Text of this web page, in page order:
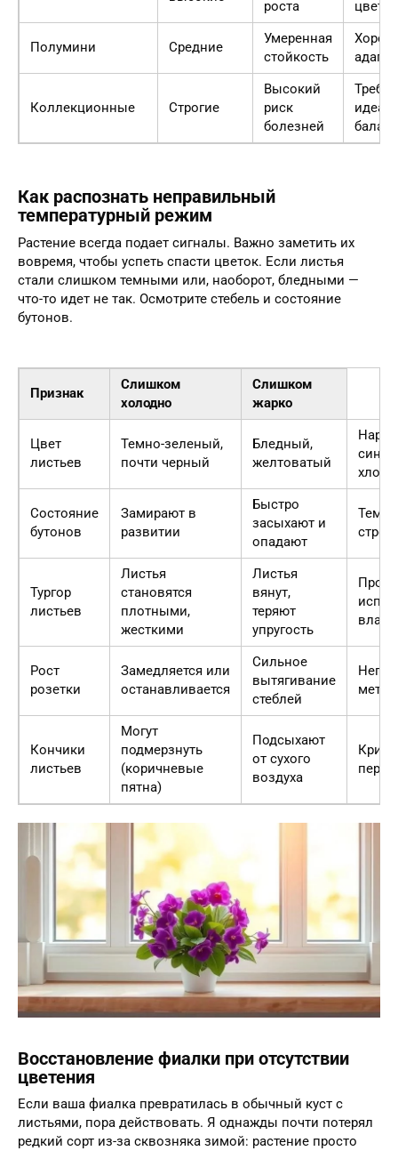
роста
Полумини Средние
Умеренная
стойкость
Коллекционные Строгие
Высокий
риск
болезней
Как распознать неправильный
температурный режим
Растение всегда подает сигналы. Важно заметить их
вовремя, чтобы успеть спасти цветок. Если листья
стали слишком темными или, наоборот, бледными —
что-то идет не так. Осмотрите стебель и состояние
бутонов.
Признак
Слишком
холодно
Слишком
жарко
Цвет
листьев
Темно-зеленый,
почти черный
Бледный,
желтоватый
Состояние
бутонов
Замирают в
развитии
Быстро
засыхают и
опадают
Тургор
листьев
Листья
становятся
плотными,
жесткими
Листья
вянут,
теряют
упругость
влаги
Рост
розетки
Замедляется или
останавливается
Сильное
вытягивание
стеблей
Кончики
листьев
Могут
подмерзнуть
(коричневые
пятна)
Подсыхают
от сухого
воздуха
Восстановление фиалки при отсутствии
цветения
Если ваша фиалка превратилась в обычный куст с
листьями, пора действовать. Я однажды почти потерял
редкий сорт из-за сквозняка зимой: растение просто